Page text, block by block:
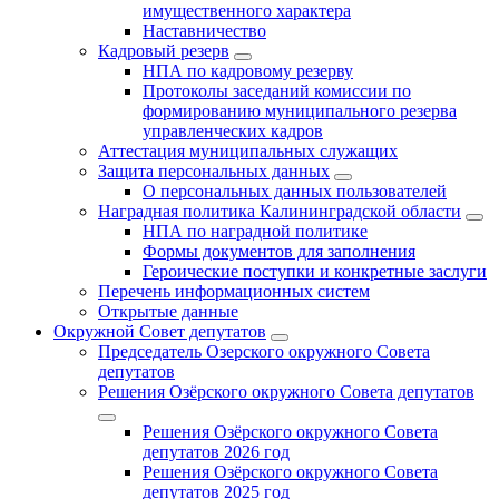
имущественного характера
Наставничество
Кадровый резерв
НПА по кадровому резерву
Протоколы заседаний комиссии по
формированию муниципального резерва
управленческих кадров
Аттестация муниципальных служащих
Защита персональных данных
О персональных данных пользователей
Наградная политика Калининградской области
НПА по наградной политике
Формы документов для заполнения
Героические поступки и конкретные заслуги
Перечень информационных систем
Открытые данные
Окружной Совет депутатов
Председатель Озерского окружного Совета
депутатов
Решения Озёрского окружного Совета депутатов
Решения Озёрского окружного Совета
депутатов 2026 год
Решения Озёрского окружного Совета
депутатов 2025 год